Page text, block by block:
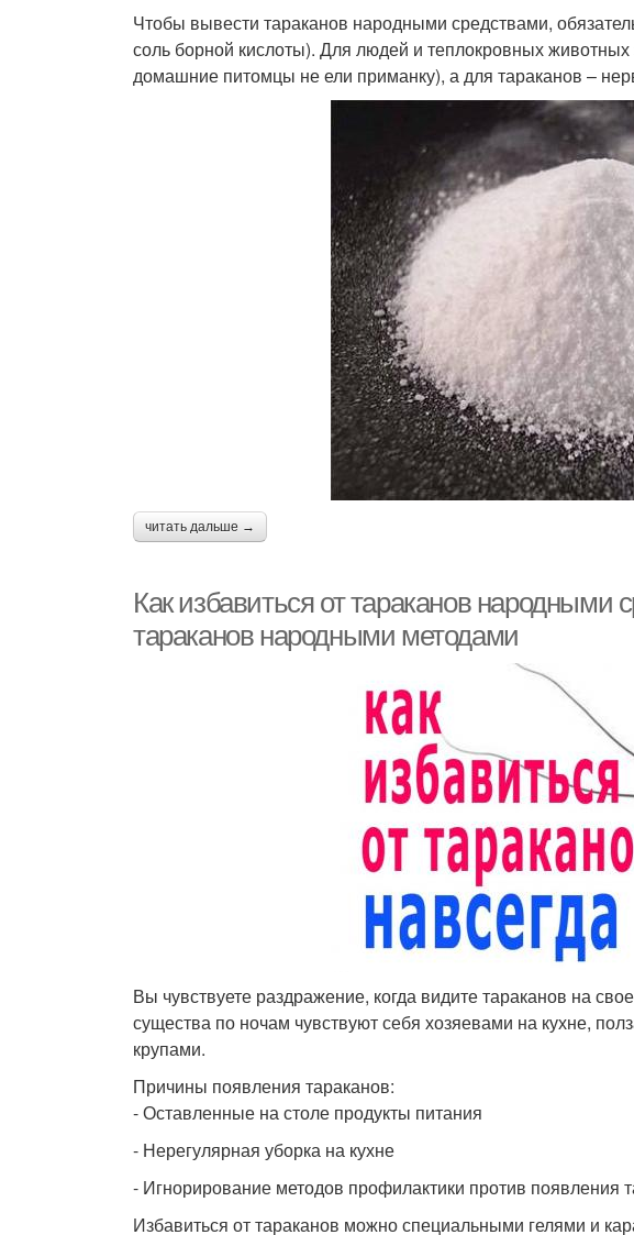
Чтобы вывести тараканов народными средствами,
соль борной кислоты). Для людей и теплокровных
домашние питомцы не ели приманку), а для тараканов –
читать дальше →
Как избавиться от тараканов народными
тараканов народными методами
Вы чувствуете раздражение, когда видите тараканов на
существа по ночам чувствуют себя хозяевами на кухне,
крупами.
Причины появления тараканов:
- Оставленные на столе продукты питания
- Нерегулярная уборка на кухне
- Игнорирование методов профилактики против появления
Избавиться от тараканов можно специальными гелями и